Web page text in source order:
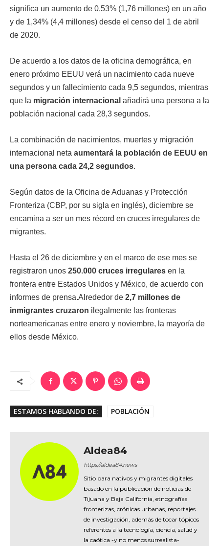
significa un aumento de 0,53% (1,76 millones) en un año
y de 1,34% (4,4 millones) desde el censo del 1 de abril
de 2020.
De acuerdo a los datos de la oficina demográfica, en
enero próximo EEUU verá un nacimiento cada nueve
segundos y un fallecimiento cada 9,5 segundos, mientras
que la migración internacional añadirá una persona a la
población nacional cada 28,3 segundos.
La combinación de nacimientos, muertes y migración
internacional neta aumentará la población de EEUU en
una persona cada 24,2 segundos.
Según datos de la Oficina de Aduanas y Protección
Fronteriza (CBP, por su sigla en inglés), diciembre se
encamina a ser un mes récord en cruces irregulares de
migrantes.
Hasta el 26 de diciembre y en el marco de ese mes se
registraron unos 250.000 cruces irregulares en la
frontera entre Estados Unidos y México, de acuerdo con
informes de prensa.Alrededor de 2,7 millones de
inmigrantes cruzaron ilegalmente las fronteras
norteamericanas entre enero y noviembre, la mayoría de
ellos desde México.
ESTAMOS HABLANDO DE: POBLACIÓN
Aldea84
https://aldea84.news
Sitio para nativos y migrantes digitales
basado en la publicación de noticias de
Tijuana y Baja California, etnografías
fronterizas, crónicas urbanas, reportajes
de investigación, además de tocar tópicos
referentes a la tecnología, ciencia, salud y
la caótica -y no menos surrealista-